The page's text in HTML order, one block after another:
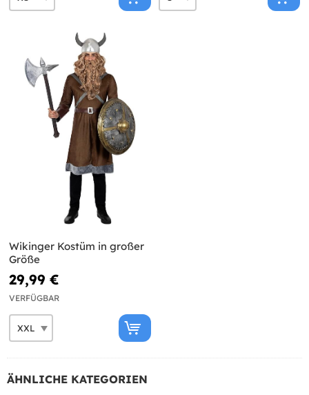
Wikinger Kostüm in großer
Größe
29,99 €
VERFÜGBAR
ÄHNLICHE KATEGORIEN